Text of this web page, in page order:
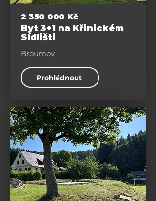
2 350 000 Kč
Byt 3+1 na Křinickém
Sídlišti
Broumov
Prohlédnout